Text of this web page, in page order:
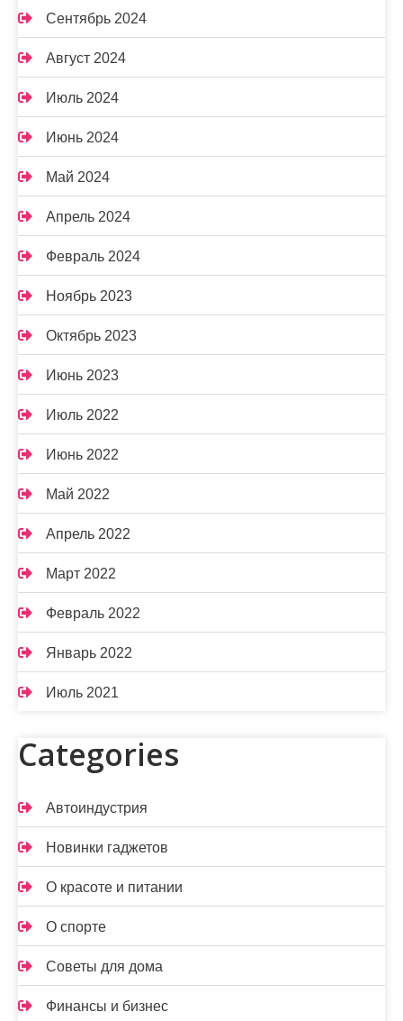
Сентябрь 2024
Август 2024
Июль 2024
Июнь 2024
Май 2024
Апрель 2024
Февраль 2024
Ноябрь 2023
Октябрь 2023
Июнь 2023
Июль 2022
Июнь 2022
Май 2022
Апрель 2022
Март 2022
Февраль 2022
Январь 2022
Июль 2021
Categories
Автоиндустрия
Новинки гаджетов
О красоте и питании
О спорте
Советы для дома
Финансы и бизнес